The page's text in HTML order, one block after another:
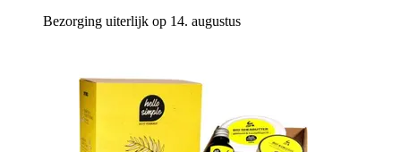
Bezorging uiterlijk op 14. augustus